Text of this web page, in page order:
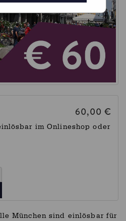
60,00 €
im Onlineshop oder
München sind einlösbar für